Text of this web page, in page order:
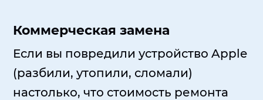
Коммерческая замена
Если вы повредили устройство Apple
(разбили, утопили, сломали)
настолько, что стоимость ремонта